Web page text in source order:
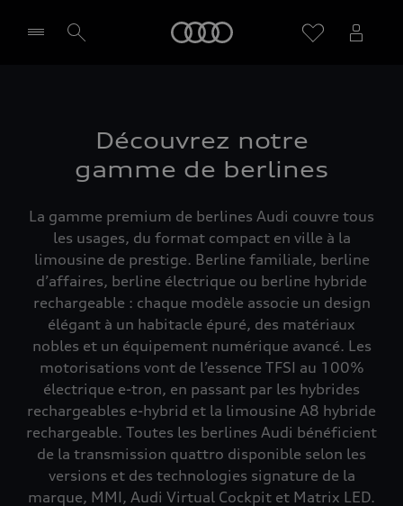
Découvrez notre
gamme de berlines
La gamme premium de berlines Audi couvre tous
les usages, du format compact en ville à la
limousine de prestige. Berline familiale, berline
d’affaires, berline électrique ou berline hybride
rechargeable : chaque modèle associe un design
élégant à un habitacle épuré, des matériaux
nobles et un équipement numérique avancé. Les
motorisations vont de l’essence TFSI au 100%
électrique e-tron, en passant par les hybrides
rechargeables e-hybrid et la limousine A8 hybride
rechargeable. Toutes les berlines Audi bénéficient
de la transmission quattro disponible selon les
versions et des technologies signature de la
marque, MMI, Audi Virtual Cockpit et Matrix LED.